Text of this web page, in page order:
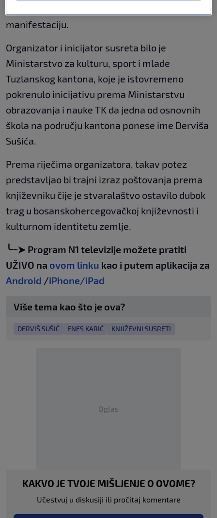
manifestaciju.
Organizator i inicijator susreta bilo je
Ministarstvo za kulturu, sport i mlade
Tuzlanskog kantona, koje je istovremeno
pokrenulo inicijativu prema Ministarstvu
obrazovanja i nauke TK da jedna od osnovnih
škola na području kantona ponese ime Derviša
Sušića.
Prema riječima organizatora, takav potez
predstavljao bi trajni izraz poštovanja prema
književniku čije je stvaralaštvo ostavilo dubok
trag u bosanskohercegovačkoj književnosti i
kulturnom identitetu zemlje.
╰┈➤ Program N1 televizije možete pratiti
UŽIVO na ovom linku kao i putem aplikacija za
Android /iPhone/iPad
Više tema kao što je ova?
DERVIŠ SUŠIĆ ENES KARIĆ KNJIŽEVNI SUSRETI
Oglas
KAKVO JE TVOJE MIŠLJENJE O OVOME?
Učestvuj u diskusiji ili pročitaj komentare